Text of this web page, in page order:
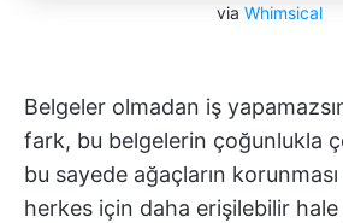
via Whimsical
Belgeler olmadan iş
fark, bu belgelerin çoğunlukla
bu sayede ağaçların
herkes için daha erişilebilir